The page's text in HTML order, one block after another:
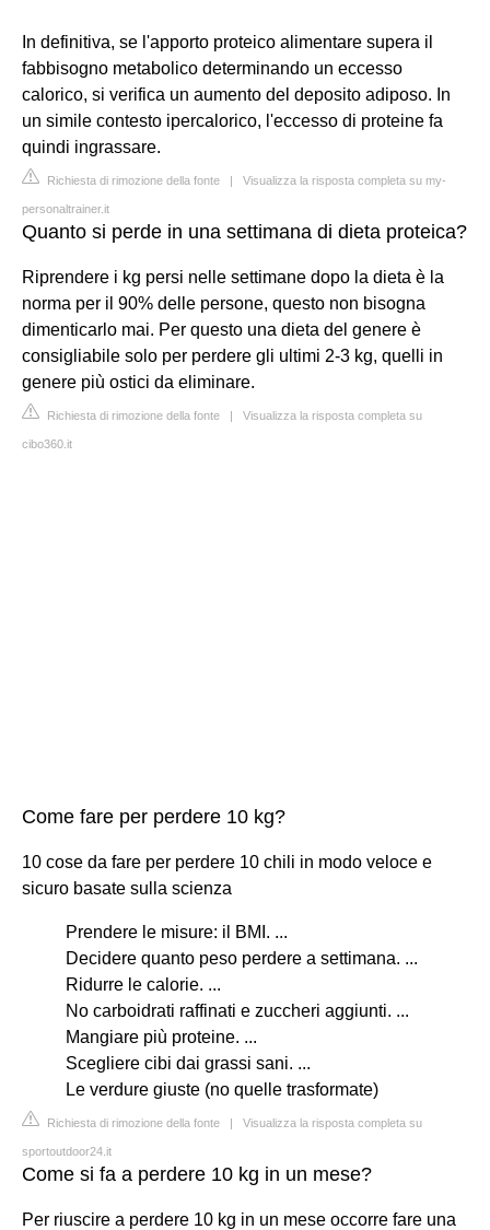
In definitiva, se l'apporto proteico alimentare supera il
fabbisogno metabolico determinando un eccesso
calorico, si verifica un aumento del deposito adiposo. In
un simile contesto ipercalorico, l'eccesso di proteine fa
quindi ingrassare.
Richiesta di rimozione della fonte | Visualizza la risposta completa su my-
personaltrainer.it
Quanto si perde in una settimana di dieta proteica?
Riprendere i kg persi nelle settimane dopo la dieta è la
norma per il 90% delle persone, questo non bisogna
dimenticarlo mai. Per questo una dieta del genere è
consigliabile solo per perdere gli ultimi 2-3 kg, quelli in
genere più ostici da eliminare.
Richiesta di rimozione della fonte | Visualizza la risposta completa su
cibo360.it
Come fare per perdere 10 kg?
10 cose da fare per perdere 10 chili in modo veloce e
sicuro basate sulla scienza
Prendere le misure: il BMI. ...
Decidere quanto peso perdere a settimana. ...
Ridurre le calorie. ...
No carboidrati raffinati e zuccheri aggiunti. ...
Mangiare più proteine. ...
Scegliere cibi dai grassi sani. ...
Le verdure giuste (no quelle trasformate)
Richiesta di rimozione della fonte | Visualizza la risposta completa su
sportoutdoor24.it
Come si fa a perdere 10 kg in un mese?
Per riuscire a perdere 10 kg in un mese occorre fare una